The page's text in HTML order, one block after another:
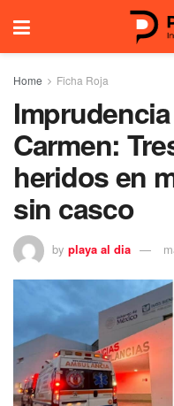
Home Ficha Roja
Carmen:
heridos en
sin casco
by playa al dia